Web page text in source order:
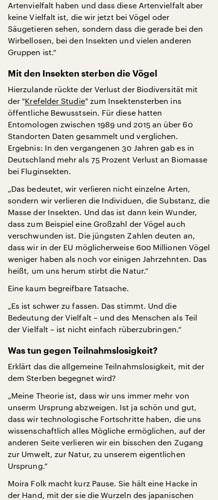
Artenvielfalt haben und dass diese Artenvielfalt aber
keine Vielfalt ist, die wir jetzt bei Vögel oder
Säugetieren sehen, sondern dass die gerade bei den
Wirbellosen, bei den Insekten und vielen anderen
Gruppen ist.“
Mit den Insekten sterben die Vögel
Hierzulande rückte der Verlust der Biodiversität mit
der "Krefelder Studie" zum Insektensterben ins
öffentliche Bewusstsein. Für diese hatten
Entomologen zwischen 1989 und 2015 an über 60
Standorten Daten gesammelt und verglichen.
Ergebnis: In den vergangenen 30 Jahren gab es in
Deutschland mehr als 75 Prozent Verlust an Biomasse
bei Fluginsekten.
„Das bedeutet, wir verlieren nicht einzelne Arten,
sondern wir verlieren die Individuen, die Substanz, die
Masse der Insekten. Und das ist dann kein Wunder,
dass zum Beispiel eine Großzahl der Vögel auch
verschwunden ist. Die jüngsten Zahlen deuten an,
dass wir in der EU möglicherweise 600 Millionen Vögel
weniger haben als noch vor einigen Jahrzehnten. Das
heißt, um uns herum stirbt die Natur.“
Eine kaum begreifbare Tatsache.
„Es ist schwer zu fassen. Das stimmt. Und die
Bedeutung der Vielfalt – und des Menschen als Teil
der Vielfalt – ist nicht einfach rüberzubringen.“
Was tun gegen Teilnahmslosigkeit?
Erklärt das die allgemeine Teilnahmslosigkeit, mit der
dem Sterben begegnet wird?
„Meine Theorie ist, dass wir uns immer mehr von
unserm Ursprung abzweigen. Ist ja schön und gut,
dass wir technologische Fortschritte haben, die uns
wissenschaftlich alles Mögliche ermöglichen, auf der
anderen Seite verlieren wir ein bisschen den Zugang
zur Umwelt, zur Natur, zu unserem eigentlichen
Ursprung.“
Moira Folk macht kurz Pause. Sie hält eine Hacke in
der Hand, mit der sie die Wurzeln des japanischen